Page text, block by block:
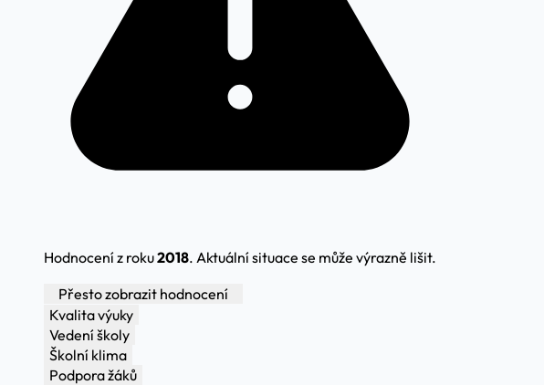
Hodnocení z roku2018. Aktuální situace se může výrazně lišit.
Přesto zobrazit hodnocení
Kvalita výuky
Vedení školy
Školní klima
Podpora žáků